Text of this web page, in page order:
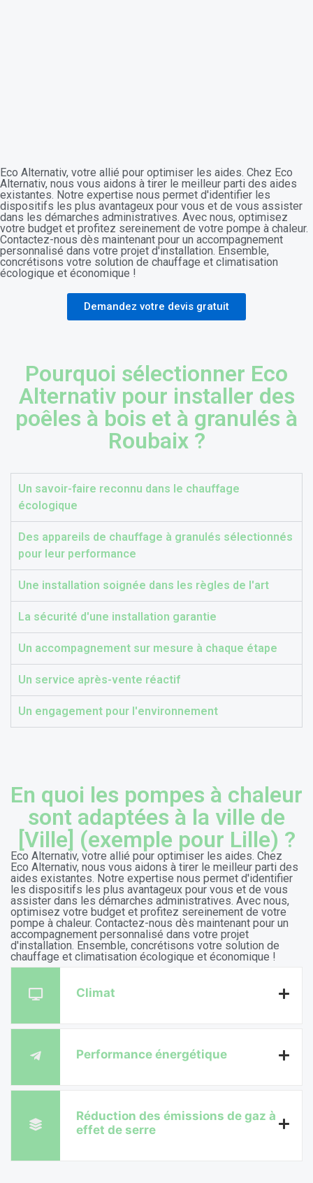
Prêt Vert Sans Intérêt
L'éco-prêt permet d'emprunter jusqu'à 30 000€ à taux
diminuer votre empreinte carbone.
Subventions Locales
Complémentaires
Votre collectivité peut proposer des aides pour
l'installation d'un chauffage au bois ou aux granulés.
Ces soutiens s'ajoutent aux programmes nationaux,
Soutien ANAH pour
Revenus Modestes
Si vos ressources sont limitées, l'ANAH peut contribuer
au financement de votre chauffage écologique. Dans le
cadre de rénovations énergétiques, l'agence accorde
Eco Alternativ, votre allié pour optimiser les aides. Chez Eco
Alternativ, nous vous aidons à tirer le meilleur parti des aides
existantes. Notre expertise nous permet d'identifier les
dispositifs les plus avantageux pour vous et de vous assister
dans les démarches administratives. Avec nous, optimisez
votre budget et profitez sereinement de votre pompe à chaleur.
Contactez-nous dès maintenant pour un accompagnement
personnalisé dans votre projet d'installation. Ensemble,
concrétisons votre solution de chauffage et climatisation
écologique et économique !
Demandez votre devis gratuit
Pourquoi sélectionner Eco
Alternativ pour installer des
poêles à bois et à granulés à
Roubaix ?
Un savoir-faire reconnu dans le chauffage
écologique
Des appareils de chauffage à granulés sélectionnés
pour leur performance
Une installation soignée dans les règles de l'art
La sécurité d'une installation garantie
Un accompagnement sur mesure à chaque étape
Un service après-vente réactif
Un engagement pour l'environnement
En quoi les pompes à chaleur
sont adaptées à la ville de
[Ville] (exemple pour Lille) ?
Eco Alternativ, votre allié pour optimiser les aides. Chez
Eco Alternativ, nous vous aidons à tirer le meilleur parti des
aides existantes. Notre expertise nous permet d'identifier
les dispositifs les plus avantageux pour vous et de vous
assister dans les démarches administratives. Avec nous,
optimisez votre budget et profitez sereinement de votre
pompe à chaleur. Contactez-nous dès maintenant pour un
accompagnement personnalisé dans votre projet
d'installation. Ensemble, concrétisons votre solution de
chauffage et climatisation écologique et économique !
Climat
Performance énergétique
Réduction des émissions de gaz à
effet de serre